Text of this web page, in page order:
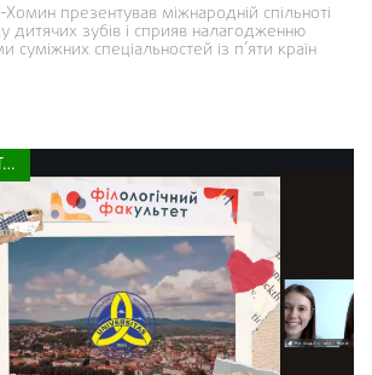
презентував міжнародній спільноті
дитячих зубів і сприяв налагодженню
суміжних спеціальностей із п’яти країн
МІЖНАРОДНІ КОНТАКТИ